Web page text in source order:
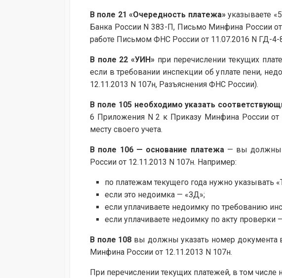
В поле 21 «Очередность платежа»указываете
Банка России N 383-П, Письмо Минфина России
работе Письмом ФНС России от 11.07.2016 N ГД-4-
В поле 22 «УИН» при перечислении текущих
если в требовании инспекции об уплате пени,
12.11.2013 N 107н, Разъяснения ФНС России).
В поле 105необходимо указать
6 Приложения N 2 к Приказу Минфина России от
месту своего учета.
В поле 106— основание платежа— вы должны
России от 12.11.2013 N 107н. Например:
по платежам текущего года нужно указывать
если это недоимка — «ЗД»;
если уплачиваете недоимку по требованию
если уплачиваете недоимку по акту проверки
В поле 108 вы должны указать номер документа
Минфина России от 12.11.2013 N 107н.
При перечислении текущих платежей, в том числе